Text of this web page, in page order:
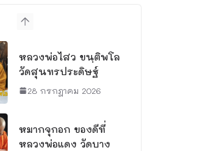
หลวงพ่อไสว ขนฺติพโล
วัดสุนทรประดิษฐ์
28 กรกฎาคม 2026
หมากจุกอก ของดีที่
หลวงพ่อแดง วัดบาง